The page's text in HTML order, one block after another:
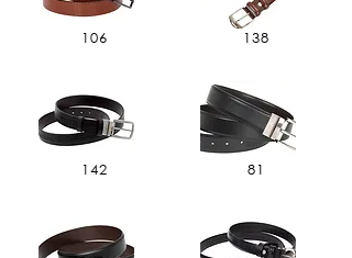
106
142
138
81